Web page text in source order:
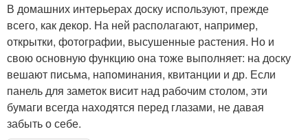
В домашних интерьерах доску используют, прежде
всего, как декор. На ней располагают, например,
открытки, фотографии, высушенные растения. Но и
свою основную функцию она тоже выполняет: на доску
вешают письма, напоминания, квитанции и др. Если
панель для заметок висит над рабочим столом, эти
бумаги всегда находятся перед глазами, не давая
забыть о себе.